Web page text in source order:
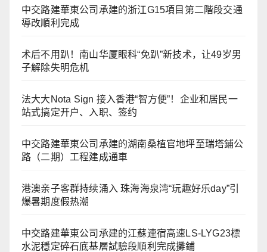
中交路建華東公司承建的浙江G15項目第二階段交通
導改順利完成
术后不用趴！南山华厦眼科“免趴”新技术，让49岁男
子解除失明危机
法大大Nota Sign 接入香港“智方便”！企业和居民一
站式搞定开户、入职、签约
中交路建華東公司承建的湖南桑植官地坪至瑞塔鋪公
路（二期）工程建成通車
港澳亲子客群持续涌入 珠海海泉湾“玩趣好乐day”引
爆暑期度假热潮
中交路建華東公司承建的江蘇連宿高速LS-LYG23標
水泥穩定碎石底基層試驗段順利完成攤鋪